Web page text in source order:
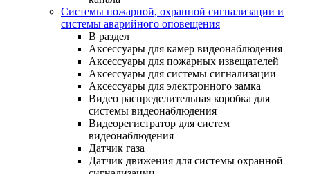
Системы пожарной, охранной сигнализации и
системы аварийного оповещения
В раздел
Аксессуары для камер видеонаблюдения
Аксессуары для пожарных извещателей
Аксессуары для системы сигнализации
Аксессуары для электронного замка
Видео распределительная коробка для
системы видеонаблюдения
Видеорегистратор для систем
видеонаблюдения
Датчик газа
Датчик движения для системы охранной